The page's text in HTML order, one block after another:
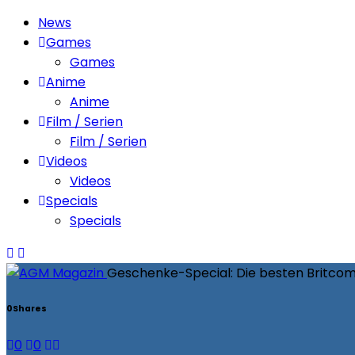
News
Games
Games
Anime
Anime
Film / Serien
Film / Serien
Videos
Videos
Specials
Specials
Geschenke-Special: Die besten
0Shares
0 0